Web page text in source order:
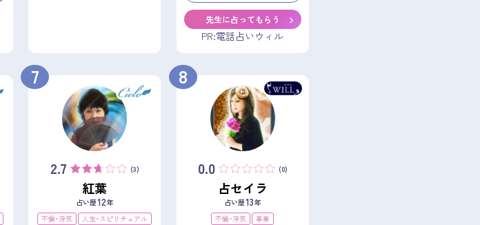
先生に占ってもらう
PR:電話占いウィル
7
2.7 (3)
紅葉
占い歴12年
不倫・浮気
人生・スピリチュアル
8
0.0 (0)
占セイラ
占い歴13年
不倫・浮気
事業